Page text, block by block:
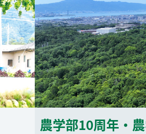
農学部10周年・